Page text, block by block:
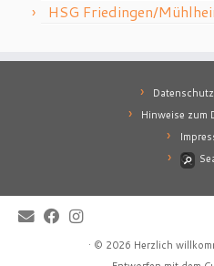
HSG Friedingen/
Hinweise zum
· © 2026 Herzlich